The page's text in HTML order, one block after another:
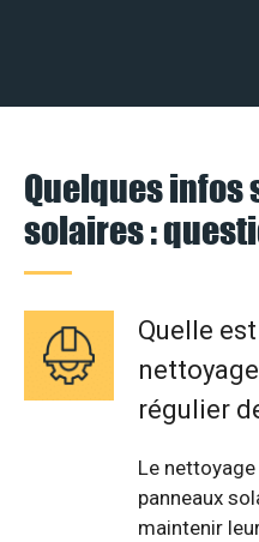
Quelques infos
solaires :
Quelle
régulier
Le
panneaux
maintenir